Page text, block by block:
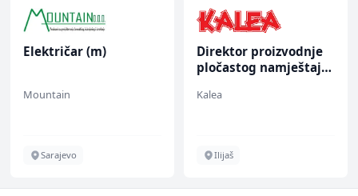
Električar (m)
Mountain
Sarajevo
Direktor proizvodnje
pločastog namještaja
Kalea
Ilijaš